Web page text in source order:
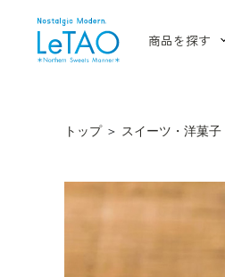
商品を探す
トップ ＞ スイーツ・洋菓子